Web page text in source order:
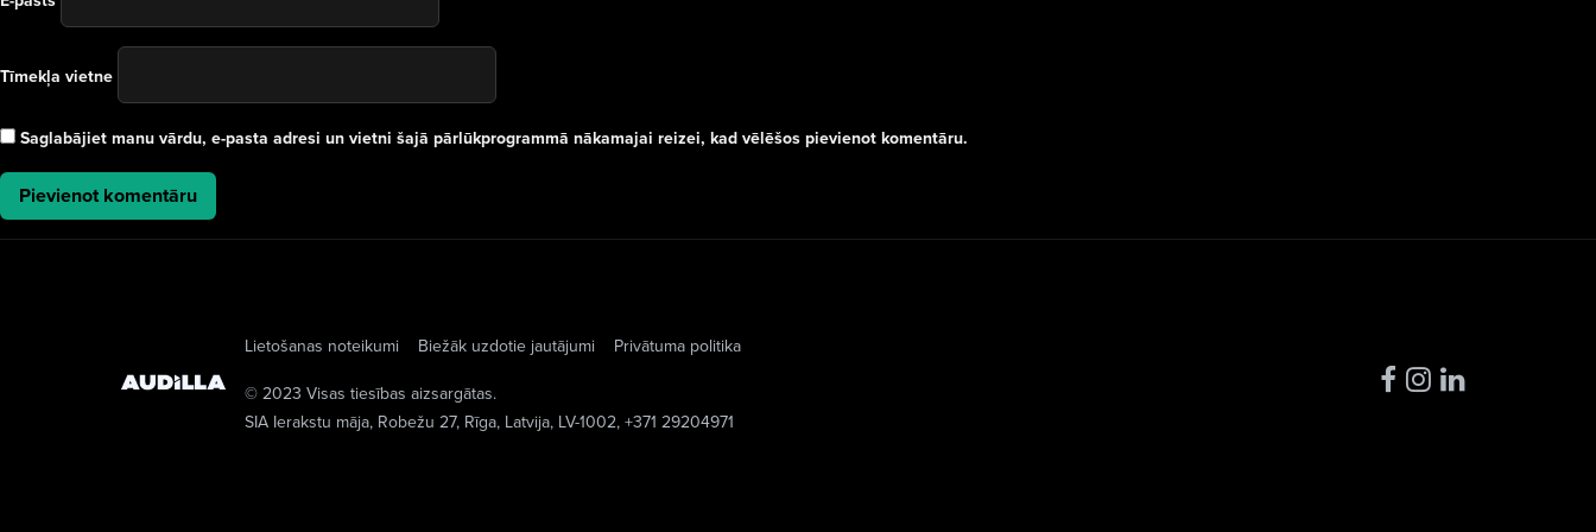
Tīmekļa vietne
Saglabājiet manu vārdu, e-pasta adresi un vietni šajā pārlūkprogrammā nākamajai reizei, kad vēlēšos pievienot komentāru.
Lietošanas noteikumi Biežāk uzdotie jautājumi
Privātuma politika
© 2023 Visas tiesības aizsargātas.
SIA Ierakstu māja, Robežu 27, Rīga, Latvija, LV-1002, +371 29204971